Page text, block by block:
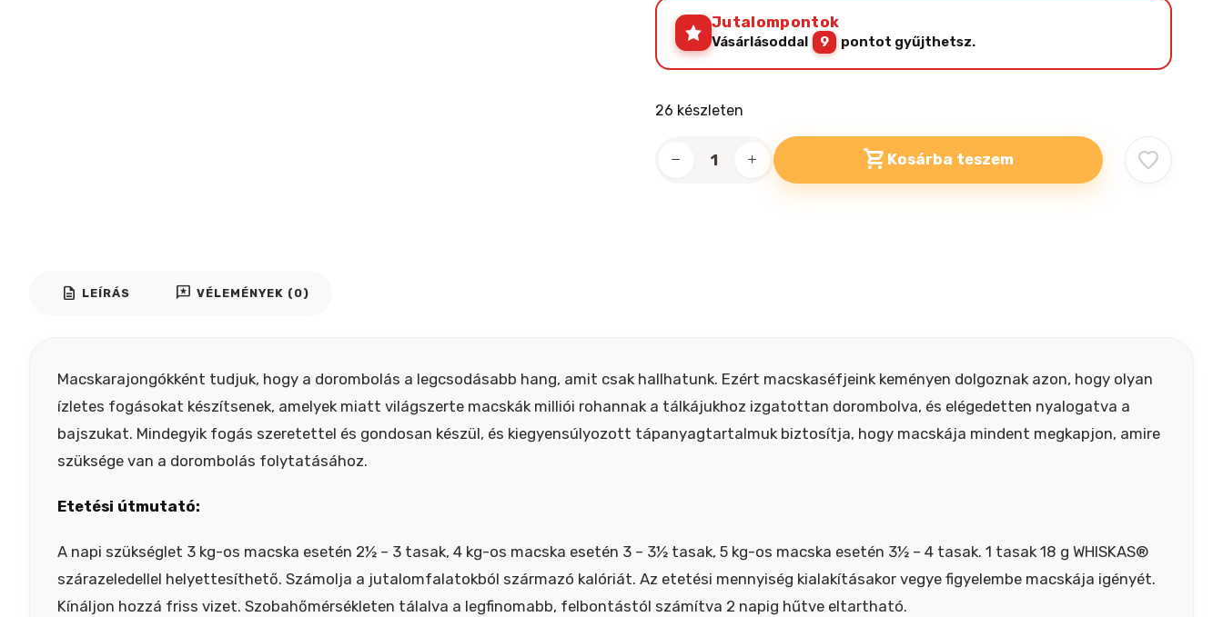
Jutalompontok
Vásárlásoddal 9 pontot gyűjthetsz.
26 készleten
mennyiség
Kosárba teszem
description LEÍRÁS reviews VÉLEMÉNYEK (0)
Macskarajongókként tudjuk, hogy a dorombolás a legcsodásabb hang, amit csak hallhatunk. Ezért macskaséfjeink keményen dolgoznak azon, hogy olyan
ízletes fogásokat készítsenek, amelyek miatt világszerte macskák milliói rohannak a tálkájukhoz izgatottan dorombolva, és elégedetten nyalogatva a
bajszukat. Mindegyik fogás szeretettel és gondosan készül, és kiegyensúlyozott tápanyagtartalmuk biztosítja, hogy macskája mindent megkapjon, amire
szüksége van a dorombolás folytatásához.
Etetési útmutató:
A napi szükséglet 3 kg-os macska esetén 2½ – 3 tasak, 4 kg-os macska esetén 3 – 3½ tasak, 5 kg-os macska esetén 3½ – 4 tasak. 1 tasak 18 g WHISKAS®
szárazeledellel helyettesíthető. Számolja a jutalomfalatokból származó kalóriát. Az etetési mennyiség kialakításakor vegye figyelembe macskája igényét.
Kínáljon hozzá friss vizet. Szobahőmérsékleten tálalva a legfinomabb, felbontástól számítva 2 napig hűtve eltartható.